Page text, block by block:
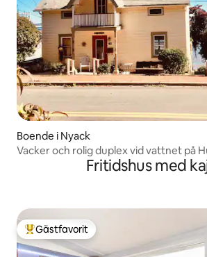
Boende i Nyack
Vacker och rolig duplex vid vattnet på
Fritidshus med
Populär gästfavorit
Gästfavorit